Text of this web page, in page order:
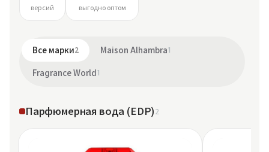
версий выгодно оптом
Все марки2 Maison Alhambra1
Fragrance World1
Парфюмерная вода (EDP)2